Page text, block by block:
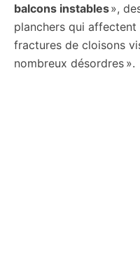
balcons instables»,
planchers qui affectent
fractures de cloisons
nombreux désordres ».